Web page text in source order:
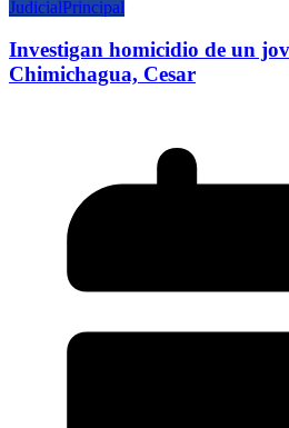
JudicialPrincipal
Investigan homicidio de un
Chimichagua, Cesar